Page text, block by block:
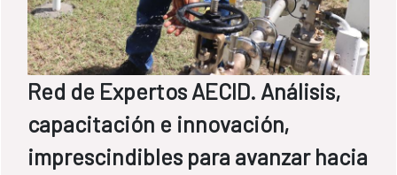
Red de Expertos AECID. Análisis,
capacitación e innovación,
imprescindibles para avanzar hacia